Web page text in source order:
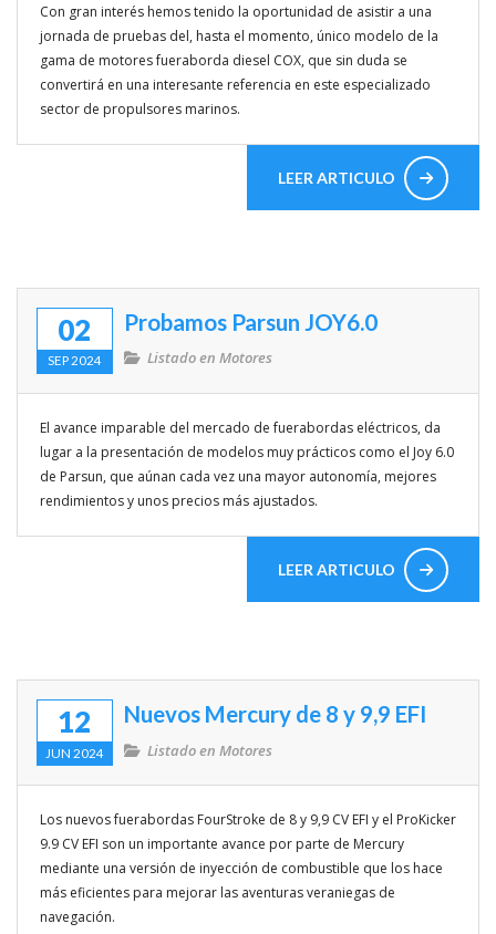
Con gran interés hemos tenido la oportunidad de asistir a una
jornada de pruebas del, hasta el momento, único modelo de la
gama de motores fueraborda diesel COX, que sin duda se
convertirá en una interesante referencia en este especializado
sector de propulsores marinos.
LEER ARTICULO
02
SEP 2024
Probamos Parsun JOY6.0
Listado enMotores
El avance imparable del mercado de fuerabordas eléctricos, da
lugar a la presentación de modelos muy prácticos como el Joy 6.0
de Parsun, que aúnan cada vez una mayor autonomía, mejores
rendimientos y unos precios más ajustados.
LEER ARTICULO
12
JUN 2024
Nuevos Mercury de 8 y 9,9 EFI
Listado en Motores
Los nuevos fuerabordas FourStroke de 8 y 9,9 CV EFI y el ProKicker
9.9 CV EFI son un importante avance por parte de Mercury
mediante una versión de inyección de combustible que los hace
más eficientes para mejorar las aventuras veraniegas de
navegación.